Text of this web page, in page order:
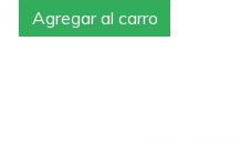
Agregar al carro